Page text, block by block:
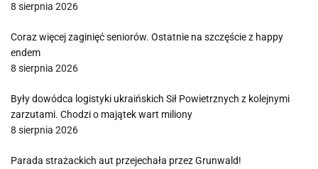
8 sierpnia 2026
Coraz więcej zaginięć seniorów. Ostatnie na szczęście z happy
endem
8 sierpnia 2026
Były dowódca logistyki ukraińskich Sił Powietrznych z kolejnymi
zarzutami. Chodzi o majątek wart miliony
8 sierpnia 2026
Parada strażackich aut przejechała przez Grunwald!